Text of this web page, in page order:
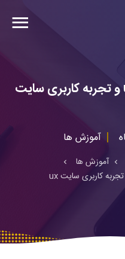
نکات رابط کاربری سایت ui و تجربه کاربری سایت
آموزش ها
آموزش ها